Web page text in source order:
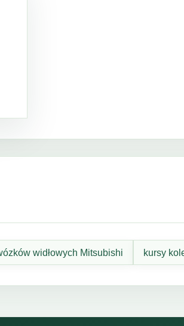
widłowych Mitsubishi kursy